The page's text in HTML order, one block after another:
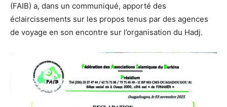
(FAIB) a, dans un communiqué, apporté des
éclaircissements sur les propos tenus par des agences
de voyage en son encontre sur l’organisation du Hadj.